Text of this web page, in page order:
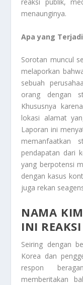
reaksi publik,
menaunginya.
Apa yang
Sorotan muncul
melaporkan
sebuah
orang dengan
Khususnya
lokasi alamat
Laporan ini
memanfaatkan
pendapatan dari
yang berpotensi
dengan kasus
juga rekan
NAMA
INI
Seiring dengan
Korea dan
respon
memberitakan